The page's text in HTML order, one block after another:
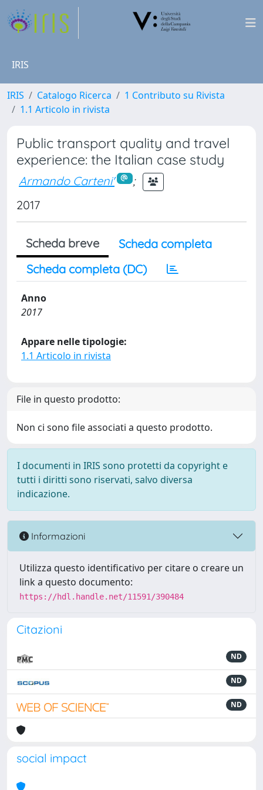
IRIS
IRIS Catalogo Ricerca
1 Contributo su Rivista
1.1 Articolo in rivista
Public transport quality and travel
experience: the Italian case study
Armando Carteni'
;
2017
Scheda breve
Scheda completa
Scheda completa (DC)
Anno
2017
Appare nelle tipologie:
1.1 Articolo in rivista
File in questo prodotto:
Non ci sono file associati a questo prodotto.
I documenti in IRIS sono protetti da copyright e
tutti i diritti sono riservati, salvo diversa
indicazione.
Informazioni
Utilizza questo identificativo per citare o creare un
link a questo documento:
https://hdl.handle.net/11591/390484
Citazioni
ND
ND
ND
social impact